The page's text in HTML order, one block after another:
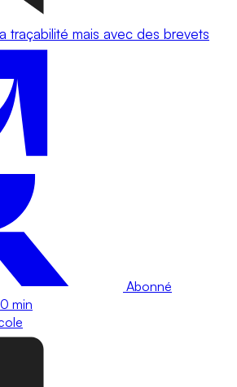
traçabilité mais avec des brevets
Abonné
min